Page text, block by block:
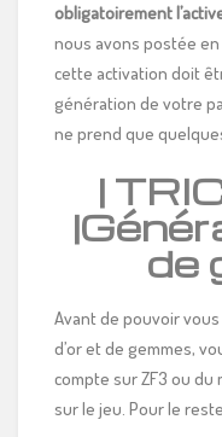
obligatoirement
nous avons postée
cette activation doit
génération de votre
ne prend que
|
de
Avant de pouvoir
d’or et de gemmes,
compte sur ZF3 ou
sur le jeu. Pour le